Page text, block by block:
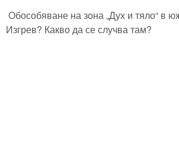
Обособяване на зона „Дух и тяло“ в
Изгрев? Какво да се случва там?